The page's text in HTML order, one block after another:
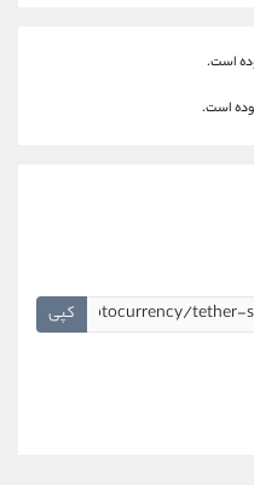
است.
است.
کپی